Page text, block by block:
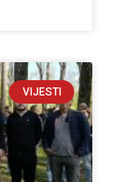
VIJESTI